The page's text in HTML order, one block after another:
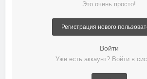
Это очень просто!
Регистрация нового
Войти
Уже есть аккаунт? Войти в